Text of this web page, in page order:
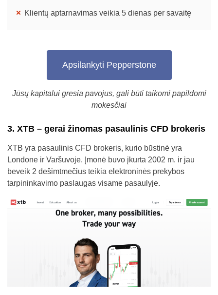
Klientų aptarnavimas veikia 5 dienas per savaitę
Apsilankyti Pepperstone
Jūsų kapitalui gresia pavojus, gali būti taikomi papildomi
mokesčiai
3. XTB – gerai žinomas pasaulinis CFD brokeris
XTB yra pasaulinis CFD brokeris, kurio būstinė yra
Londone ir Varšuvoje. Įmonė buvo įkurta 2002 m. ir jau
beveik 2 dešimtmečius teikia elektroninės prekybos
tarpininkavimo paslaugas visame pasaulyje.